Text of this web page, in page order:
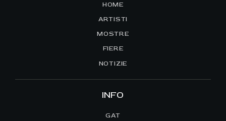
HOME
ARTISTI
MOSTRE
FIERE
NOTIZIE
INFO
GAT